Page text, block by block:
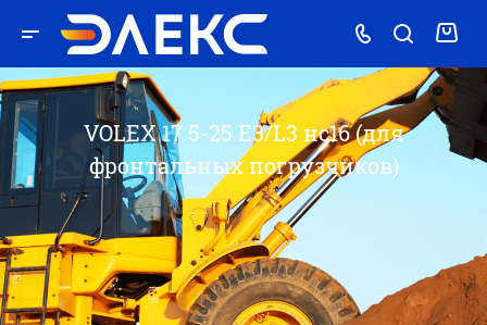
VOLEX 17.5-25 E3/L3 нс16 (для
фронтальных погрузчиков)